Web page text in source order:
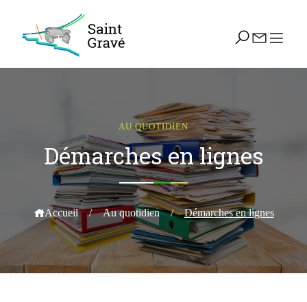
AU QUOTIDIEN
Démarches en lignes
Accueil / Au quotidien / Démarches en lignes